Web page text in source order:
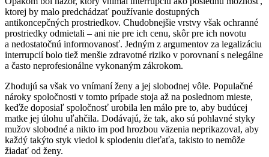
ktorej by malo predchádzať používanie dostupných
antikoncepčných prostriedkov. Chudobnejšie vrstvy však ochranné
prostriedky odmietali – ani nie pre ich cenu, skôr pre ich novotu
a nedostatočnú informovanosť. Jedným z argumentov za legalizáciu
interrupcií bolo tiež menšie zdravotné riziko v porovnaní s nelegálne
a často neprofesionálne vykonaným zákrokom.
Zhodujú sa však vo vnímaní ženy a jej slobodnej vôle. Populačné
nároky spoločnosti v tomto prípade stoja až na poslednom mieste,
keďže doposiaľ spoločnosť urobila len málo pre to, aby budúcej
matke jej úlohu uľahčila. Dodávajú, že tak, ako sú pohlavné styky
mužov slobodné a nikto im pod hrozbou väzenia neprikazoval, aby
každý takýto styk viedol k splodeniu dieťaťa, takisto to nemôže
žiadať od ženy.